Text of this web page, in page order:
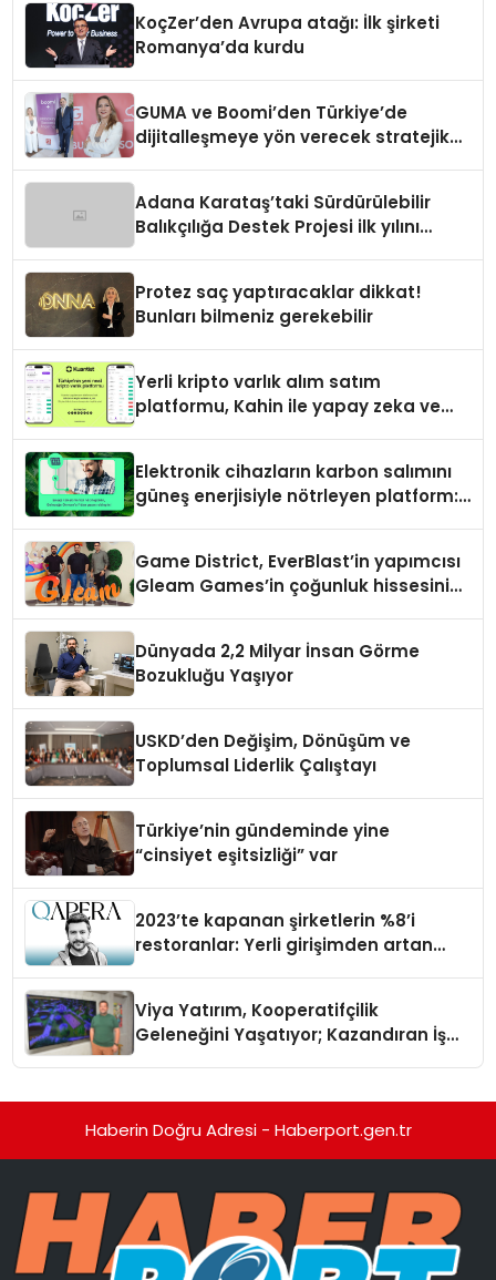
KoçZer’den Avrupa atağı: İlk şirketi
Romanya’da kurdu
GUMA ve Boomi’den Türkiye’de
dijitalleşmeye yön verecek stratejik
Adana Karataş’taki Sürdürülebilir
Balıkçılığa Destek Projesi ilk yılını
Protez saç yaptıracaklar dikkat!
Bunları bilmeniz gerekebilir
Yerli kripto varlık alım satım
platformu, Kahin ile yapay zeka ve
Elektronik cihazların karbon salımını
güneş enerjisiyle nötrleyen platform:
Game District, EverBlast’in yapımcısı
Gleam Games’in çoğunluk hissesini
Dünyada 2,2 Milyar İnsan Görme
Bozukluğu Yaşıyor
USKD’den Değişim, Dönüşüm ve
Toplumsal Liderlik Çalıştayı
Türkiye’nin gündeminde yine
“cinsiyet eşitsizliği” var
2023’te kapanan şirketlerin %8’i
restoranlar: Yerli girişimden artan
Viya Yatırım, Kooperatifçilik
Geleneğini Yaşatıyor; Kazandıran İş
Haberin Doğru Adresi - Haberport.gen.tr